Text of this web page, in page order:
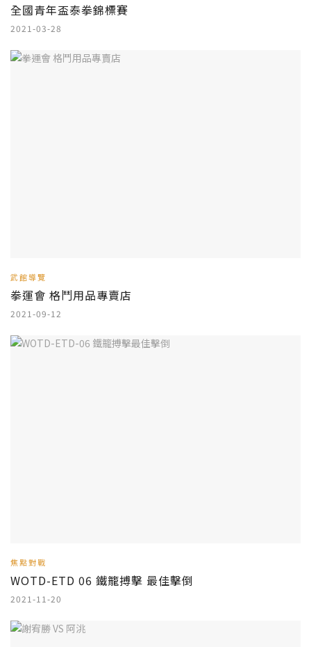
全國青年盃泰拳錦標賽
2021-03-28
武館導覽
拳運會 格鬥用品專賣店
2021-09-12
焦點對戰
WOTD-ETD 06 鐵籠搏擊 最佳擊倒
2021-11-20